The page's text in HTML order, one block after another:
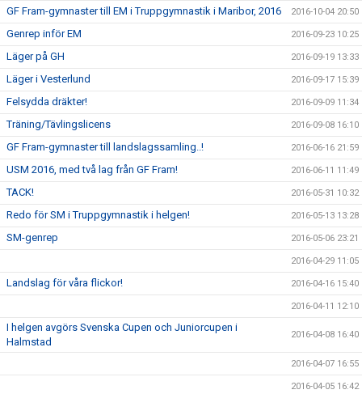
GF Fram-gymnaster till EM i Truppgymnastik i Maribor, 2016 2016-10-04 20:50
Genrep inför EM 2016-09-23 10:25
Läger på GH 2016-09-19 13:33
Läger i Vesterlund 2016-09-17 15:39
Felsydda dräkter! 2016-09-09 11:34
Träning/Tävlingslicens 2016-09-08 16:10
GF Fram-gymnaster till landslagssamling..! 2016-06-16 21:59
USM 2016, med två lag från GF Fram! 2016-06-11 11:49
TACK! 2016-05-31 10:32
Redo för SM i Truppgymnastik i helgen! 2016-05-13 13:28
SM-genrep 2016-05-06 23:21
2016-04-29 11:05
Landslag för våra flickor! 2016-04-16 15:40
2016-04-11 12:10
I helgen avgörs Svenska Cupen och Juniorcupen i
Halmstad
2016-04-08 16:40
2016-04-07 16:55
2016-04-05 16:42